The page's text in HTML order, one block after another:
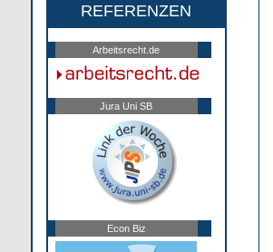
REFERENZEN
Arbeitsrecht.de
Jura Uni SB
Econ Biz